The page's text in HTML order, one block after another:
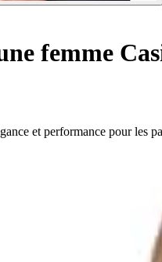
femme
et performance pour les